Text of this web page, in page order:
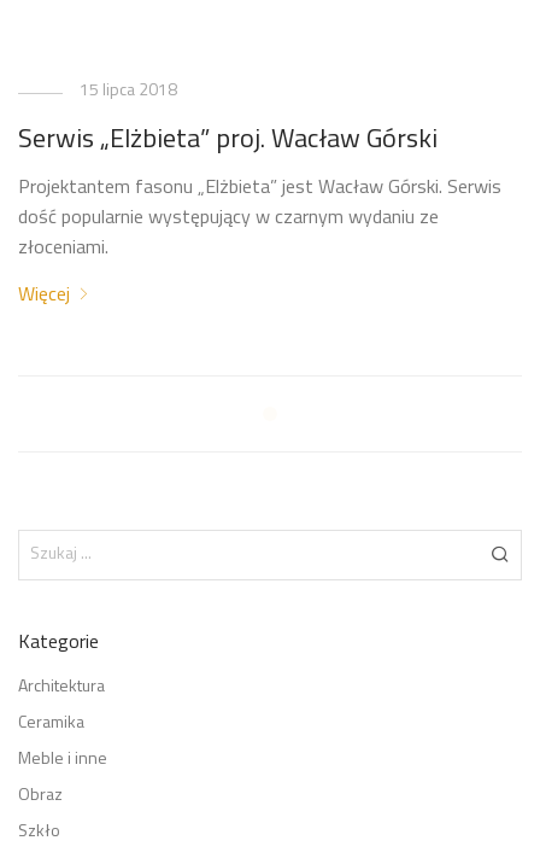
15 lipca 2018
Serwis „Elżbieta” proj. Wacław Górski
Projektantem fasonu „Elżbieta” jest Wacław Górski. Serwis
dość popularnie występujący w czarnym wydaniu ze
złoceniami.
Więcej
Kategorie
Architektura
Ceramika
Meble i inne
Obraz
Szkło